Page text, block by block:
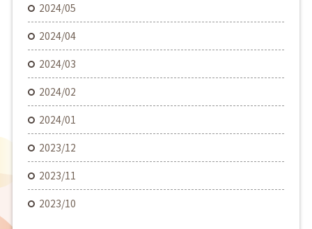
2024/05
2024/04
2024/03
2024/02
2024/01
2023/12
2023/11
2023/10